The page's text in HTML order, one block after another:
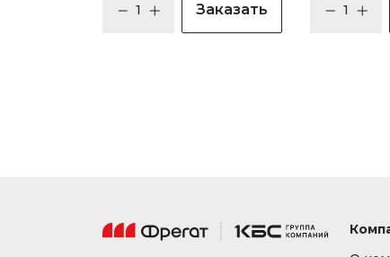
Заказать